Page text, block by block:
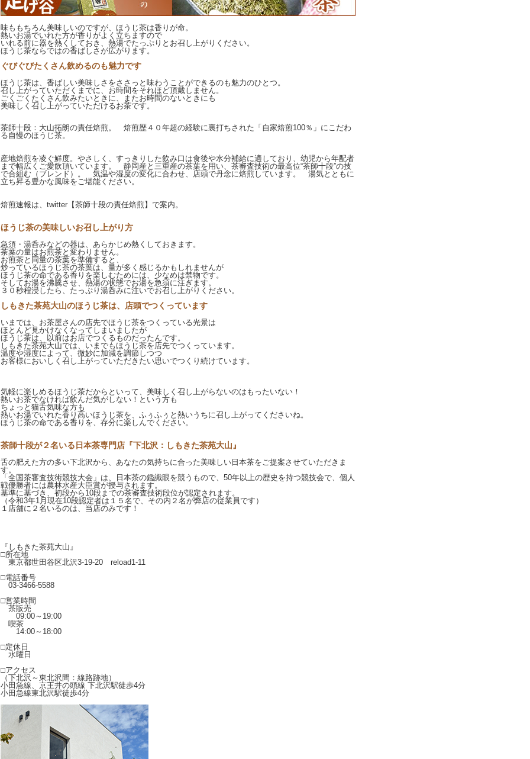
味ももちろん美味しいのですが、ほうじ茶は香りが命。
熱いお湯でいれた方が香りがよく立ちますので
いれる前に器を熱くしておき、熱湯でたっぷりとお召し上がりください。
ほうじ茶ならではの香ばしさが広がります。
ぐびぐびたくさん飲めるのも魅力です
ほうじ茶は、香ばしい美味しさをささっと味わうことができるのも魅力のひとつ。
召し上がっていただくまでに、お時間をそれほど頂戴しません。
ごくごくたくさん飲みたいときに、またお時間のないときにも
美味しく召し上がっていただけるお茶です。
茶師十段：大山拓朗の責任焙煎。 焙煎歴４０年超の経験に裏打ちされた「自家焙煎100％」にこだわ
る自慢のほうじ茶。
産地焙煎を凌ぐ鮮度。やさしく、すっきりした飲み口は食後や水分補給に適しており、幼児から年配者
まで幅広くご愛飲頂いています。 静岡産と三重産の茶葉を用い、茶審査技術の最高位“茶師十段”の技
で合組む（ブレンド）。 気温や湿度の変化に合わせ、店頭で丹念に焙煎しています。 湯気とともに
立ち昇る豊かな風味をご堪能ください。
焙煎速報は、twitter【茶師十段の責任焙煎】で案内。
ほうじ茶の美味しいお召し上がり方
急須・湯呑みなどの器は、あらかじめ熱くしておきます。
茶葉の量はお煎茶と変わりません。
お煎茶と同量の茶葉を準備すると、
炒っているほうじ茶の茶葉は、量が多く感じるかもしれませんが
ほうじ茶の命である香りを楽しむためには、少なめは禁物です。
そしてお湯を沸騰させ、熱湯の状態でお湯を急須に注ぎます。
３０秒程浸したら、たっぷり湯呑みに注いでお召し上がりください。
しもきた茶苑大山のほうじ茶は、店頭でつくっています
いまでは、お茶屋さんの店先でほうじ茶をつくっている光景は
ほとんど見かけなくなってしまいましたが
ほうじ茶は、以前はお店でつくるものだったんです。
しもきた茶苑大山では、いまでもほうじ茶を店先でつくっています。
温度や湿度によって、微妙に加減を調節しつつ
お客様においしく召し上がっていただきたい思いでつくり続けています。
気軽に楽しめるほうじ茶だからといって、美味しく召し上がらないのはもったいない！
熱いお茶でなければ飲んだ気がしない！という方も
ちょっと猫舌気味な方も
熱いお湯でいれた香り高いほうじ茶を、ふぅふぅと熱いうちに召し上がってくださいね。
ほうじ茶の命である香りを、存分に楽しんでください。
茶師十段が２名いる日本茶専門店『下北沢：しもきた茶苑大山』
舌の肥えた方の多い下北沢から、あなたの気持ちに合った美味しい日本茶をご提案させていただきま
す。
「全国茶審査技術競技大会」は、日本茶の鑑識眼を競うもので、50年以上の歴史を持つ競技会で、個人
戦優勝者には農林水産大臣賞が授与されます。
基準に基づき、初段から10段までの茶審査技術段位が認定されます。
（令和3年1月現在10段認定者は１５名で、その内２名が弊店の従業員です）
１店舗に２名いるのは、当店のみです！
『しもきた茶苑大山』
□所在地
東京都世田谷区北沢3-19-20 reload1-11
□電話番号
03-3466-5588
□営業時間
茶販売
09:00～19:00
喫茶
14:00～18:00
□定休日
水曜日
□アクセス
（下北沢～東北沢間：線路跡地）
小田急線、京王井の頭線 下北沢駅徒歩4分
小田急線東北沢駅徒歩4分